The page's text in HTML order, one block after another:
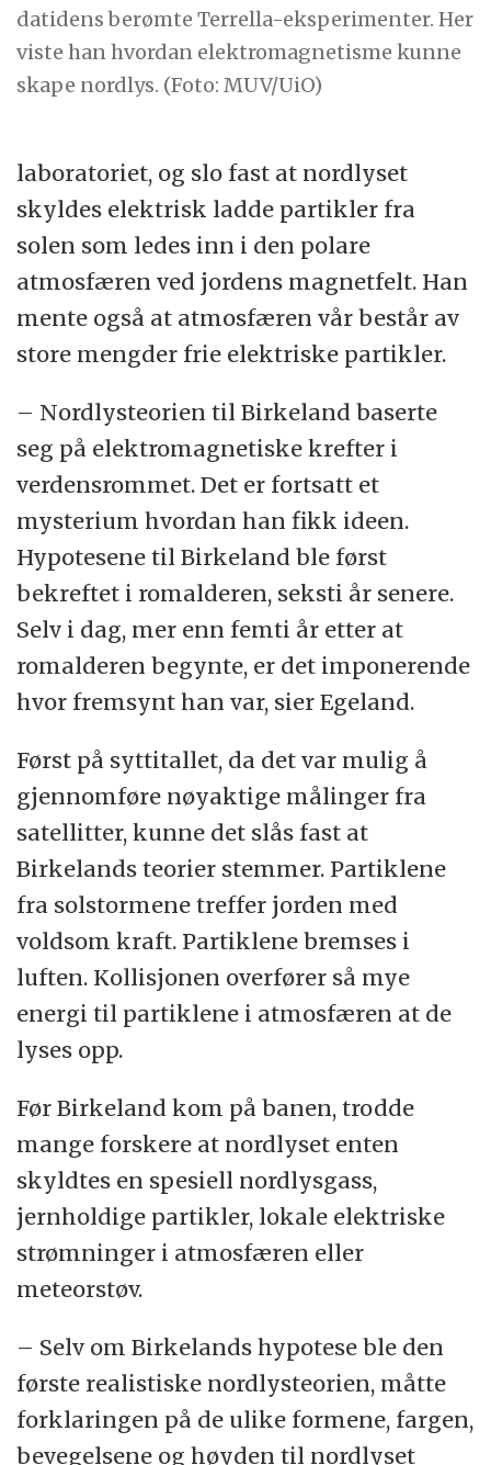
datidens berømte Terrella-eksperimenter. Her
viste han hvordan elektromagnetisme kunne
skape nordlys. (Foto: MUV/UiO)
laboratoriet, og slo fast at nordlyset
skyldes elektrisk ladde partikler fra
solen som ledes inn i den polare
atmosfæren ved jordens magnetfelt. Han
mente også at atmosfæren vår består av
store mengder frie elektriske partikler.
– Nordlysteorien til Birkeland baserte
seg på elektromagnetiske krefter i
verdensrommet. Det er fortsatt et
mysterium hvordan han fikk ideen.
Hypotesene til Birkeland ble først
bekreftet i romalderen, seksti år senere.
Selv i dag, mer enn femti år etter at
romalderen begynte, er det imponerende
hvor fremsynt han var, sier Egeland.
Først på syttitallet, da det var mulig å
gjennomføre nøyaktige målinger fra
satellitter, kunne det slås fast at
Birkelands teorier stemmer. Partiklene
fra solstormene treffer jorden med
voldsom kraft. Partiklene bremses i
luften. Kollisjonen overfører så mye
energi til partiklene i atmosfæren at de
lyses opp.
Før Birkeland kom på banen, trodde
mange forskere at nordlyset enten
skyldtes en spesiell nordlysgass,
jernholdige partikler, lokale elektriske
strømninger i atmosfæren eller
meteorstøv.
– Selv om Birkelands hypotese ble den
første realistiske nordlysteorien, måtte
forklaringen på de ulike formene, fargen,
bevegelsene og høyden til nordlyset